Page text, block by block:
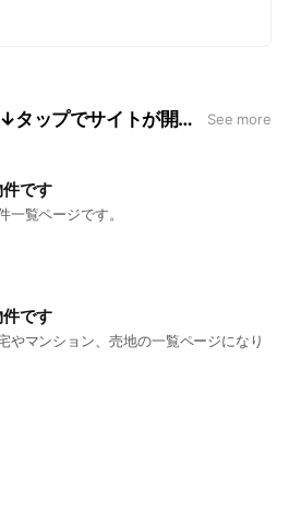
もちろん、地域や住まいのお役立
いませ。 LINE無料電話やお店ト
んどん利用してくださいね。
物件紹介いたします。↓タップでサイトが開きます。 See more
です
一覧ページです。
です
やマンション、売地の一覧ページになり